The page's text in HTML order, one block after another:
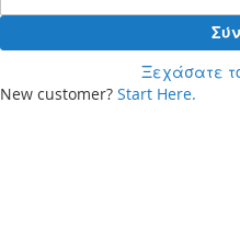
Ξεχάσατε
New customer? Start Here.